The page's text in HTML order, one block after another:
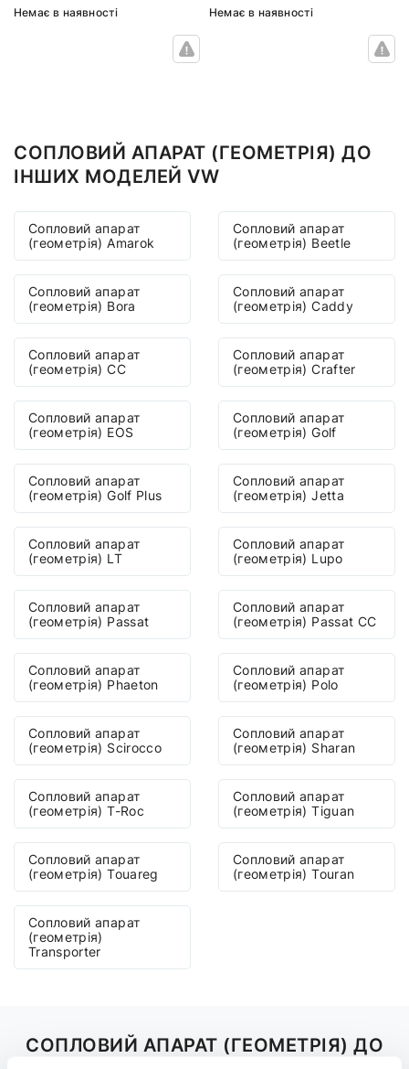
Немає в наявності Немає в наявності
СОПЛОВИЙ АПАРАТ (ГЕОМЕТРІЯ) ДО
ІНШИХ МОДЕЛЕЙ VW
Сопловий апарат
(геометрія) Amarok
Сопловий апарат
(геометрія) Beetle
Сопловий апарат
(геометрія) Bora
Сопловий апарат
(геометрія) Caddy
Сопловий апарат
(геометрія) CC
Сопловий апарат
(геометрія) Crafter
Сопловий апарат
(геометрія) EOS
Сопловий апарат
(геометрія) Golf
Сопловий апарат
(геометрія) Golf Plus
Сопловий апарат
(геометрія) Jetta
Сопловий апарат
(геометрія) LT
Сопловий апарат
(геометрія) Lupo
Сопловий апарат
(геометрія) Passat
Сопловий апарат
(геометрія) Passat CC
Сопловий апарат
(геометрія) Phaeton
Сопловий апарат
(геометрія) Polo
Сопловий апарат
(геометрія) Scirocco
Сопловий апарат
(геометрія) Sharan
Сопловий апарат
(геометрія) T-Roc
Сопловий апарат
(геометрія) Tiguan
Сопловий апарат
(геометрія) Touareg
Сопловий апарат
(геометрія) Touran
Сопловий апарат
(геометрія)
Transporter
СОПЛОВИЙ АПАРАТ (ГЕОМЕТРІЯ) ДО